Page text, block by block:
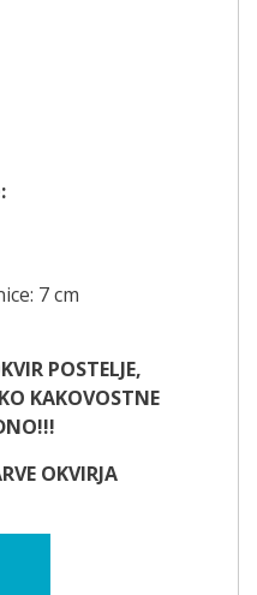
7 cm
POSTELJE,
KAKOVOSTNE
OKVIRJA